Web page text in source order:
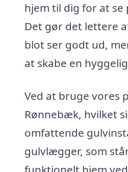
hjem til dig for at
Det gør det lettere
blot ser godt ud,
at skabe en
Ved at bruge vores
Rønnebæk, hvilket
omfattende
gulvlægger, som